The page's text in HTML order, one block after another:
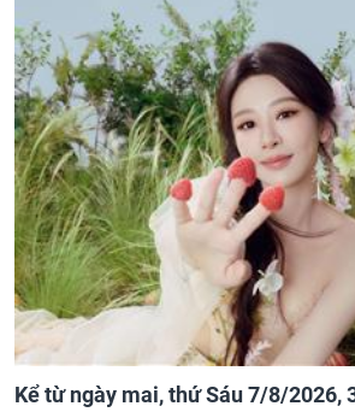
Kể từ ngày mai, thứ Sáu 7/8/2026,